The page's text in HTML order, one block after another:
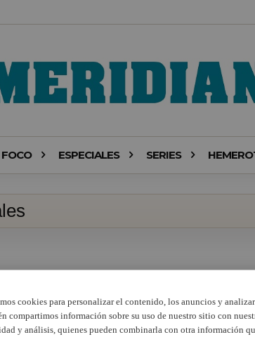
FOCO ESPECIALES SERIES
cookies para personalizar el contenido, los anuncios y
compartimos información sobre su uso de nuestro sitio con
y análisis, quienes pueden combinarla con otra información